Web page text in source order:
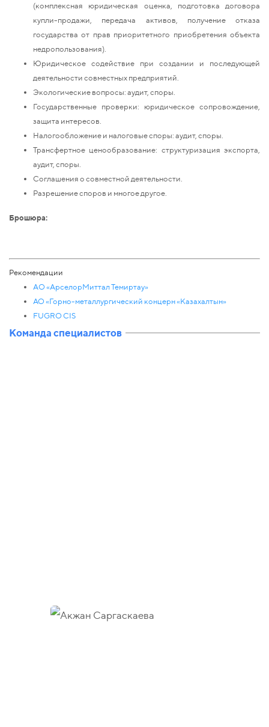
(комплексная юридическая оценка, подготовка договора
купли-продажи, передача активов, получение отказа
государства от прав приоритетного приобретения объекта
недропользования).
Юридическое содействие при создании и последующей
деятельности совместных предприятий.
Экологические вопросы: аудит, споры.
Государственные проверки: юридическое сопровождение,
защита интересов.
Налогообложение и налоговые споры: аудит, споры.
Трансфертное ценообразование: структуризация экспорта,
аудит, споры.
Соглашения о совместной деятельности.
Разрешение споров и многое другое.
Брошюра:
Рекомендации
AО «АрселорМиттал Темиртау»
АО «Горно-металлургический концерн «Казахалтын»
FUGRO CIS
Команда специалистов